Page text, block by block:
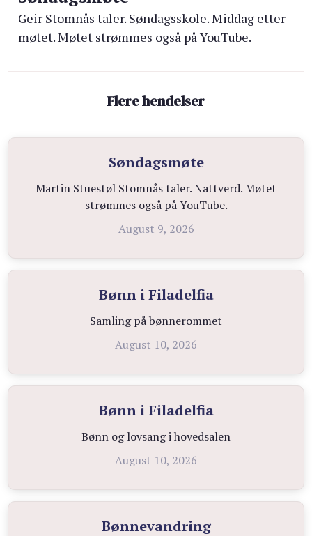
Geir Stomnås taler. Søndagsskole. Middag etter
møtet. Møtet strømmes også på YouTube.
Flere hendelser
Søndagsmøte
Martin Stuestøl Stomnås taler. Nattverd. Møtet
strømmes også på YouTube.
August 9, 2026
Bønn i Filadelfia
Samling på bønnerommet
August 10, 2026
Bønn i Filadelfia
Bønn og lovsang i hovedsalen
August 10, 2026
Bønnevandring